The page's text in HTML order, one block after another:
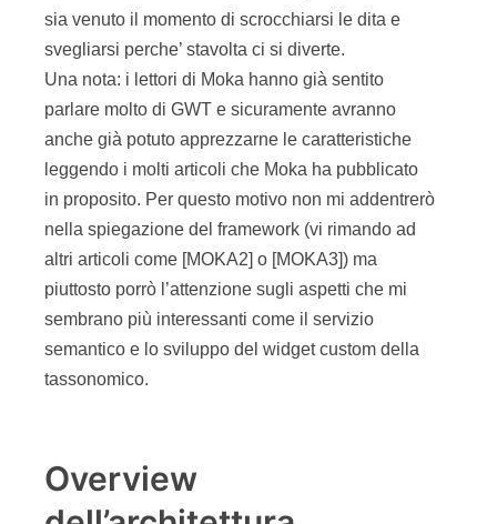
sia venuto il momento di scrocchiarsi le dita e
svegliarsi perche’ stavolta ci si diverte.
Una nota: i lettori di Moka hanno già sentito
parlare molto di GWT e sicuramente avranno
anche già potuto apprezzarne le caratteristiche
leggendo i molti articoli che Moka ha pubblicato
in proposito. Per questo motivo non mi addentrerò
nella spiegazione del framework (vi rimando ad
altri articoli come [MOKA2] o [MOKA3]) ma
piuttosto porrò l’attenzione sugli aspetti che mi
sembrano più interessanti come il servizio
semantico e lo sviluppo del widget custom della
tassonomico.
Overview